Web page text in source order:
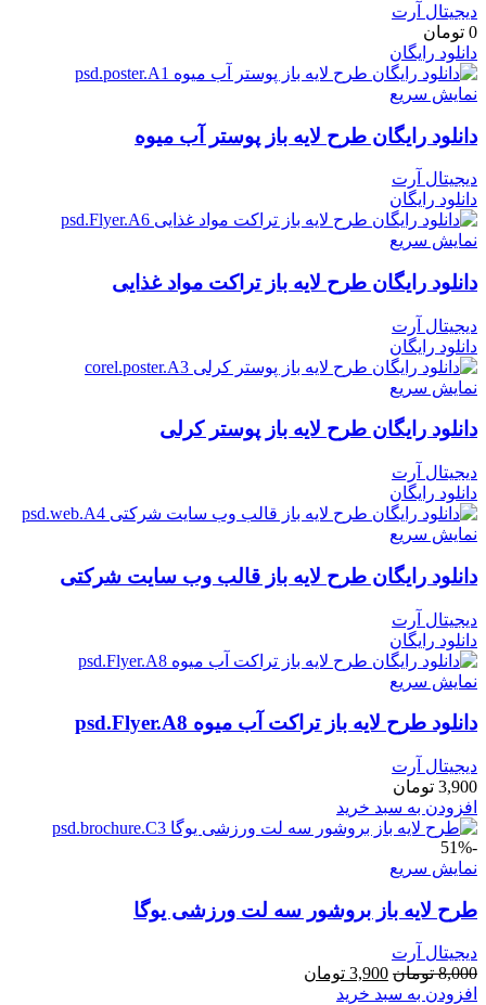
دیجیتال آرت
0 تومان
دانلود رایگان
نمایش سریع
دانلود رایگان طرح لايه باز پوستر آب میوه
دیجیتال آرت
دانلود رایگان
نمایش سریع
دانلود رایگان طرح لايه باز تراکت مواد غذایی
دیجیتال آرت
دانلود رایگان
نمایش سریع
دانلود رایگان طرح لایه باز پوستر کرلی
دیجیتال آرت
دانلود رایگان
نمایش سریع
دانلود رایگان طرح لایه باز قالب وب سایت شرکتی
دیجیتال آرت
دانلود رایگان
نمایش سریع
دانلود طرح لايه باز تراکت آب میوه psd.Flyer.A8
دیجیتال آرت
3,900 تومان
افزودن به سبد خرید
-51%
نمایش سریع
طرح لايه باز بروشور سه لت ورزشی یوگا
دیجیتال آرت
8,000 تومان قیمت
اصلی
3,900 تومان
افزودن به سبد خرید